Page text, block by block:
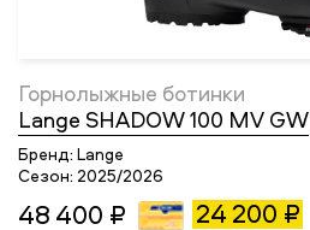
Горнолыжные ботинки
Lange SHADOW 100 MV GW
Бренд: Lange
Сезон: 2025/2026
48 400 ₽ 24 200 ₽